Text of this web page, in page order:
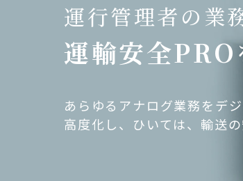
運行管理者の業
運輸安全PRO
あらゆるアナログ業務をデ
高度化し、ひいては、輸送